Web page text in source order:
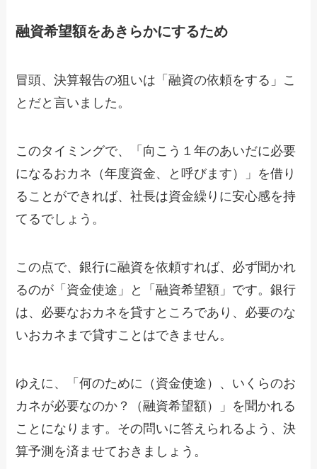
融資希望額をあきらかにするため
冒頭、決算報告の狙いは「融資の依頼をする」こ
とだと言いました。
このタイミングで、「向こう１年のあいだに必要
になるおカネ（年度資金、と呼びます）」を借り
ることができれば、社長は資金繰りに安心感を持
てるでしょう。
この点で、銀行に融資を依頼すれば、必ず聞かれ
るのが「資金使途」と「融資希望額」です。銀行
は、必要なおカネを貸すところであり、必要のな
いおカネまで貸すことはできません。
ゆえに、「何のために（資金使途）、いくらのお
カネが必要なのか？（融資希望額）」を聞かれる
ことになります。その問いに答えられるよう、決
算予測を済ませておきましょう。